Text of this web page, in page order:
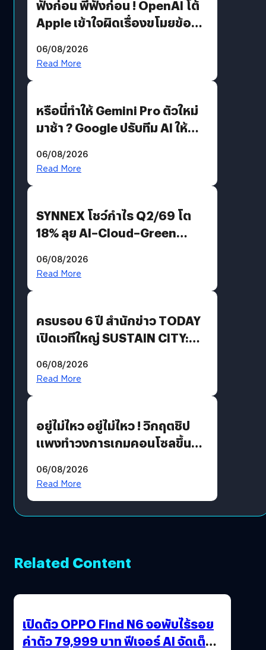
ฟังก่อน พี่ฟังก่อน ! OpenAI โต้
Apple เข้าใจผิดเรื่องขโมยข้อมูล
06/08/2026
Read More
หรือนี่ทำให้ Gemini Pro ตัวใหม่
มาช้า ? Google ปรับทีม AI ให้
AGI
06/08/2026
Read More
SYNNEX โชว์กำไร Q2/69 โต
18% ลุย AI–Cloud–Green
Revenue เร่งเครื่อง New
06/08/2026
Read More
ครบรอบ 6 ปี สำนักข่าว TODAY
เปิดเวทีใหญ่ SUSTAIN CITY:
แนวทางปรับตัวสู่เศรษฐกิจสี
06/08/2026
Read More
อยู่ไม่ไหว อยู่ไม่ไหว ! วิกฤตชิป
แพงทำวงการเกมคอนโซลขึ้น
?
06/08/2026
Read More
Related Content
เปิดตัว OPPO Find N6 จอพับไร้รอย
ค่าตัว 79,999 บาท ฟีเจอร์ AI จัดเต็ม